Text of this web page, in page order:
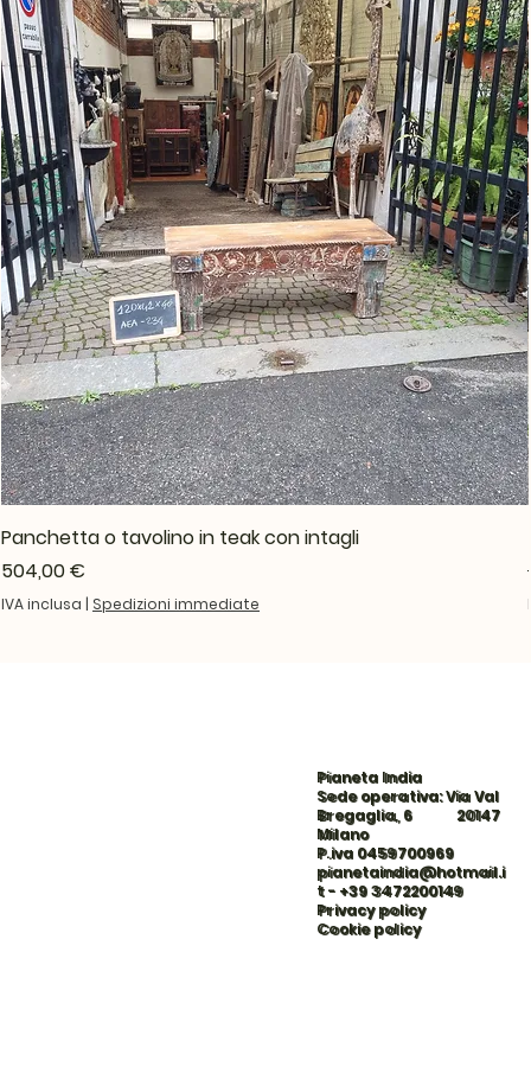
Panchetta o tavolino in teak con intagli
Prezzo
504,00 €
IVA inclusa | Spedizioni immediate
Pianeta India
Sede operativa: Via Val
Bregaglia, 6 20147
Milano
P.iva 0459700969
pianetaindia@hotmail.i
t- +39 3472200149
Privacy policy
Cookie policy